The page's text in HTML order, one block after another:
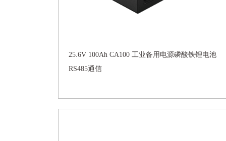
25.6V 100Ah CA100 工业备用电源磷酸铁锂电池
RS485通信